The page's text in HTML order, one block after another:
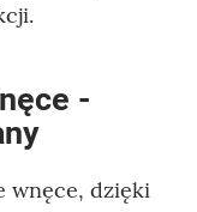
-
wnęce, dzięki